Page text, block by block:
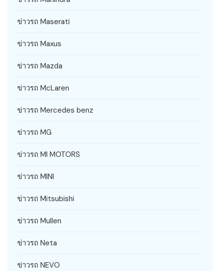
ข่าวรถ Maserati
ข่าวรถ Maxus
ข่าวรถ Mazda
ข่าวรถ McLaren
ข่าวรถ Mercedes benz
ข่าวรถ MG
ข่าวรถ MI MOTORS
ข่าวรถ MINI
ข่าวรถ Mitsubishi
ข่าวรถ Mullen
ข่าวรถ Neta
ข่าวรถ NEVO